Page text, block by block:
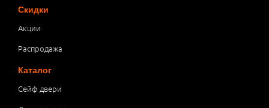
Скидки
Акции
Распродажа
Каталог
Сейф двери